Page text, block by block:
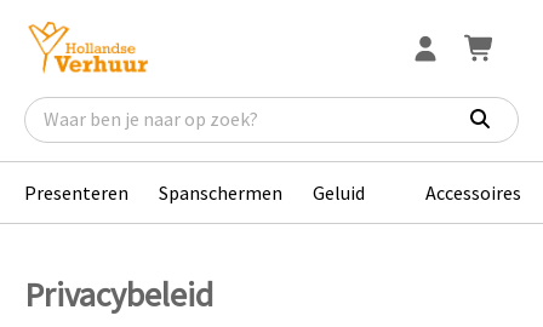
Presenteren Spanschermen Geluid Accessoires
Privacybeleid